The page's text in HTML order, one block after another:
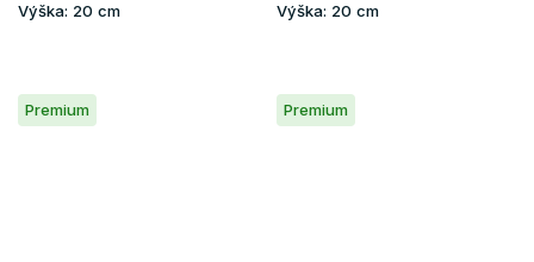
Výška: 20 cm
Výška: 20 cm
Premium Premium